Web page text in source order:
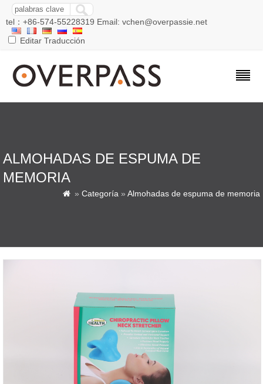
tel：+86-574-55228319 Email: vchen@overpassie.net
Editar Traducción
ALMOHADAS DE ESPUMA DE
MEMORIA
 » Categoría » Almohadas de espuma de memoria